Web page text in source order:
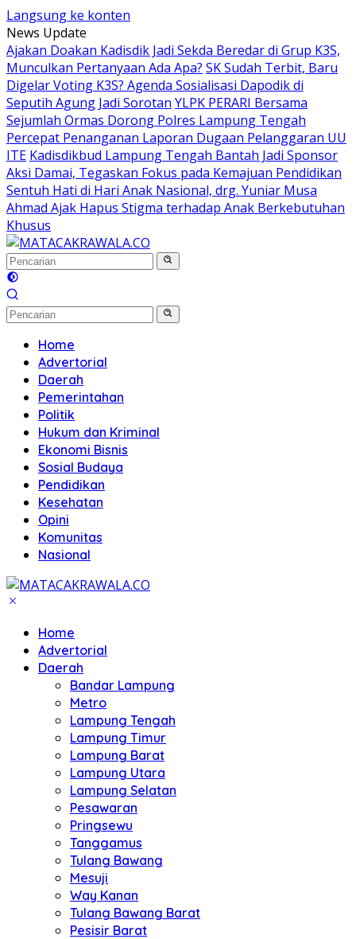
Langsung ke konten
News Update
Ajakan Doakan Kadisdik Jadi Sekda Beredar di Grup K3S,
Munculkan Pertanyaan Ada Apa? SK Sudah Terbit, Baru
Digelar Voting K3S? Agenda Sosialisasi Dapodik di
Seputih Agung Jadi Sorotan YLPK PERARI Bersama
Sejumlah Ormas Dorong Polres Lampung Tengah
Percepat Penanganan Laporan Dugaan Pelanggaran UU
ITE Kadisdikbud Lampung Tengah Bantah Jadi Sponsor
Aksi Damai, Tegaskan Fokus pada Kemajuan Pendidikan
Sentuh Hati di Hari Anak Nasional, drg. Yuniar Musa
Ahmad Ajak Hapus Stigma terhadap Anak Berkebutuhan
Khusus
Home
Advertorial
Daerah
Pemerintahan
Politik
Hukum dan Kriminal
Ekonomi Bisnis
Sosial Budaya
Pendidikan
Kesehatan
Opini
Komunitas
Nasional
Home
Advertorial
Daerah
Bandar Lampung
Metro
Lampung Tengah
Lampung Timur
Lampung Barat
Lampung Utara
Lampung Selatan
Pesawaran
Pringsewu
Tanggamus
Tulang Bawang
Mesuji
Way Kanan
Tulang Bawang Barat
Pesisir Barat